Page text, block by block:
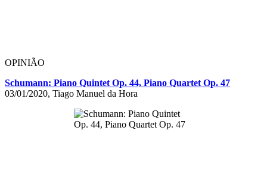
OPINIÃO
Schumann: Piano Quintet Op. 44, Piano Quartet Op. 47
03/01/2020, Tiago Manuel da Hora